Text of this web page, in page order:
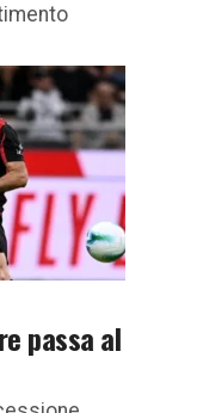
passa al